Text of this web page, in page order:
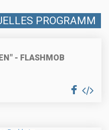
PROGRAMM
- FLASHMOB